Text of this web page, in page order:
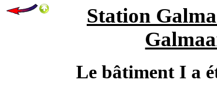
Station
Le bâtiment I a